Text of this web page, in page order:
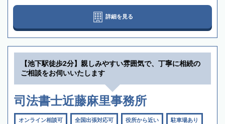
詳細を見る
【池下駅徒歩2分】親しみやすい雰囲気で、丁寧に相続の
ご相談をお伺いいたします
司法書士近藤麻里事務所
オンライン相談可 全国出張対応可 役所から近い 駐車場あり